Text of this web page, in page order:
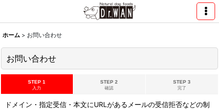
ホーム > お問い合わせ
お問い合わせ
STEP 1
入力
STEP 2
確認
STEP 3
完了
ドメイン・指定受信・本文にURLがあるメールの受信拒否などの制